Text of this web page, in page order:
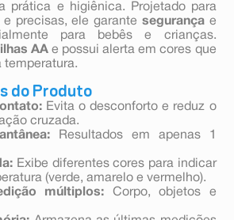
prática e higiênica. Projetado para
precisas, ele garante segurançae
para bebês e crianças.
AAe possui alerta em cores que
temperatura.
do Produto
Evita o desconforto e reduz o
cruzada.
Resultados em apenas 1
Exibe diferentes cores para indicar
(verde, amarelo e vermelho).
múltiplos: Corpo, objetos e